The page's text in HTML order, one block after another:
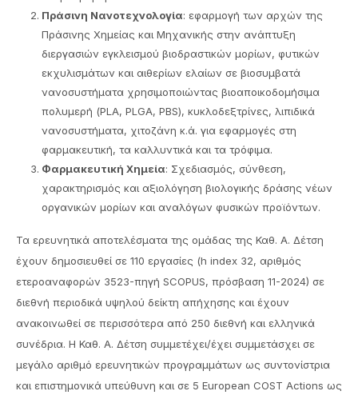
Πράσινη Νανοτεχνολογία: εφαρμογή των αρχών της
Πράσινης Χημείας και Μηχανικής στην ανάπτυξη
διεργασιών εγκλεισμού βιοδραστικών μορίων, φυτικών
εκχυλισμάτων και αιθερίων ελαίων σε βιοσυμβατά
νανοσυστήματα χρησιμοποιώντας βιοαποικοδομήσιμα
πολυμερή (PLA, PLGA, PBS), κυκλοδεξτρίνες, λιπιδικά
νανοσυστήματα, χιτοζάνη κ.ά. για εφαρμογές στη
φαρμακευτική, τα καλλυντικά και τα τρόφιμα.
Φαρμακευτική Χημεία: Σχεδιασμός, σύνθεση,
χαρακτηρισμός και αξιολόγηση βιολογικής δράσης νέων
οργανικών μορίων και αναλόγων φυσικών προϊόντων.
Τα ερευνητικά αποτελέσματα της ομάδας της Καθ. Α. Δέτση
έχουν δημοσιευθεί σε 110 εργασίες (h index 32, αριθμός
ετεροαναφορών 3523-πηγή SCOPUS, πρόσβαση 11-2024) σε
διεθνή περιοδικά υψηλού δείκτη απήχησης και έχουν
ανακοινωθεί σε περισσότερα από 250 διεθνή και ελληνικά
συνέδρια. Η Καθ. Α. Δέτση συμμετέχει/έχει συμμετάσχει σε
μεγάλο αριθμό ερευνητικών προγραμμάτων ως συντονίστρια
και επιστημονικά υπεύθυνη και σε 5 European COST Actions ως